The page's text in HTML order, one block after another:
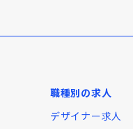
職種別の求人
デザイナー求人